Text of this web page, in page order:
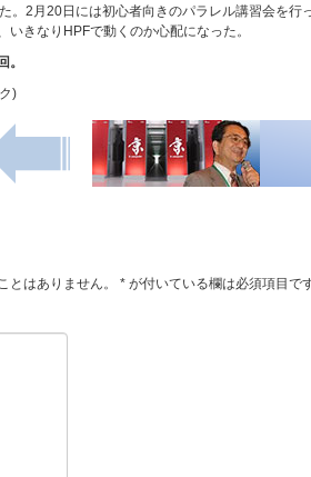
。2月20日には初心者向きのパラレル講習会を
いきなりHPFで動くのか心配になった。
。
)
とはありません。 *が付いている欄は必須項目で